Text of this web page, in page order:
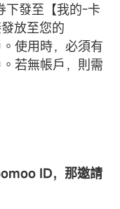
下發至【我的-卡
放至您的
使用時，必須有
若無帳戶，則需
ID，那邀請